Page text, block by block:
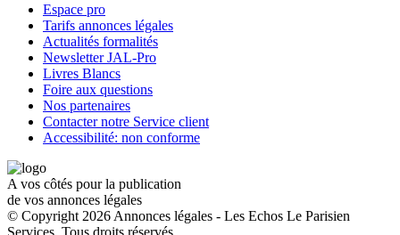
Espace pro
Tarifs annonces légales
Actualités formalités
Newsletter JAL-Pro
Livres Blancs
Foire aux questions
Nos partenaires
Contacter notre Service client
Accessibilité: non conforme
A vos côtés pour la publication
de vos annonces légales
© Copyright 2026 Annonces légales - Les Echos Le Parisien
Services. Tous droits réservés.